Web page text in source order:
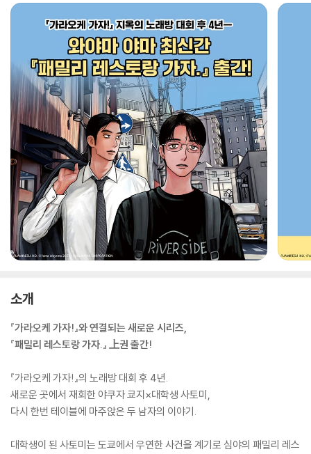
소개
『가라오케 가자!』와 연결되는 새로운 시리즈,
『패밀리 레스토랑 가자.』 上권 출간!
『가라오케 가자!』의 노래방 대회 후 4년.
새로운 곳에서 재회한 야쿠자 쿄지×대학생 사토미,
다시 한번 테이블에 마주앉은 두 남자의 이야기.
대학생이 된 사토미는 도쿄에서 우연한 사건을 계기로 심야의 패밀리 레스